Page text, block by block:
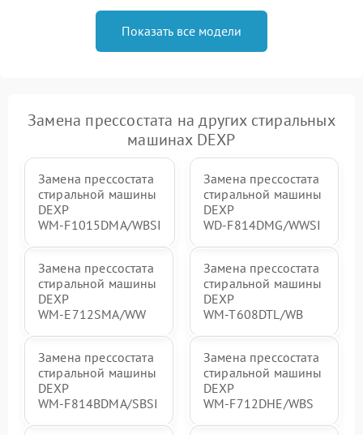
Показать все модели
Замена прессостата на других стиральных
машинах DEXP
Замена прессостата
стиральной машины
DEXP
WM‑F1015DMA/WBSI
Замена прессостата
стиральной машины
DEXP
WD‑F814DMG/WWSI
Замена прессостата
стиральной машины
DEXP
WM‑E712SMA/WW
Замена прессостата
стиральной машины
DEXP
WM‑T608DTL/WB
Замена прессостата
стиральной машины
DEXP
WM‑F814BDMA/SBSI
Замена прессостата
стиральной машины
DEXP
WM‑F712DHE/WBS